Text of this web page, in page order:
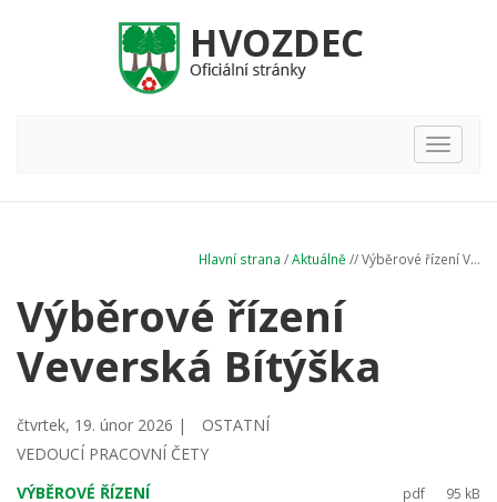
Hlavní
nabídka
Hlavní strana /Aktuálně // Výběrové řízení V...
Výběrové řízení
Veverská Bítýška
čtvrtek, 19. únor 2026 |
OSTATNÍ
VEDOUCÍ PRACOVNÍ ČETY
VÝBĚROVÉ ŘÍZENÍ
pdf 95 kB